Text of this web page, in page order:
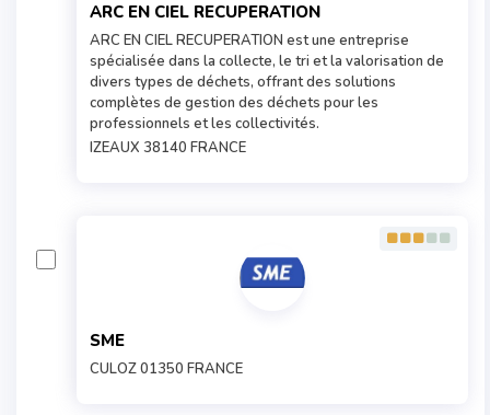
ARC EN CIEL RECUPERATION
ARC EN CIEL RECUPERATION est une entreprise
spécialisée dans la collecte, le tri et la valorisation de
divers types de déchets, offrant des solutions
complètes de gestion des déchets pour les
professionnels et les collectivités.
IZEAUX 38140 FRANCE
SME
CULOZ 01350 FRANCE